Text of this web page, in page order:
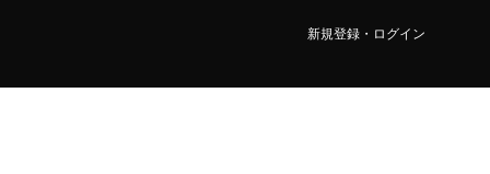
新規登録・ログイン